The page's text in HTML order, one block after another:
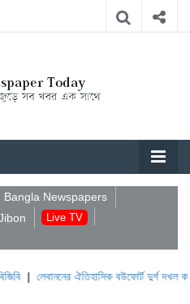
Bangla Newspapers
Live TV
ঐতিহাসিক বউফোর্ট দুর্গ দখল করল ইসরাইল